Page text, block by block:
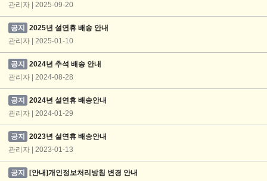
관리자 | 2025-09-20
공지
2025년 설연휴 배송 안내
관리자 | 2025-01-10
공지
2024년 추석 배송 안내
관리자 | 2024-08-28
공지
2024년 설연휴 배송안내
관리자 | 2024-01-29
공지
2023년 설연휴 배송안내
관리자 | 2023-01-13
공지
[안내]개인정보처리방침 변경 안내